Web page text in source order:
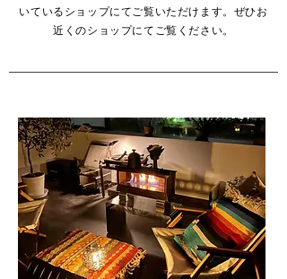
いているショップにてご覧いただけます。ぜひお
近くのショップにてご覧ください。